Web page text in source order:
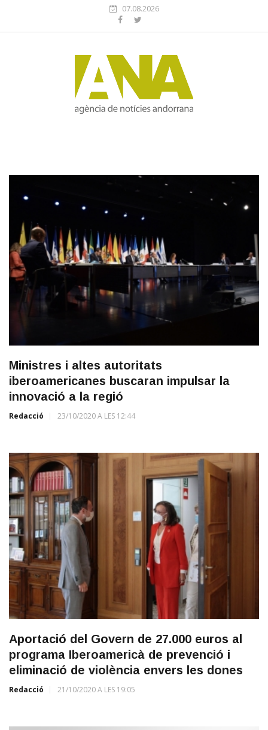
07.08.2026
Ministres i altes autoritats
iberoamericanes buscaran impulsar la
innovació a la regió
Redacció 23/10/2020 A LES 12:44
Aportació del Govern de 27.000 euros al
programa Iberoamericà de prevenció i
eliminació de violència envers les dones
Redacció 21/10/2020 A LES 19:05